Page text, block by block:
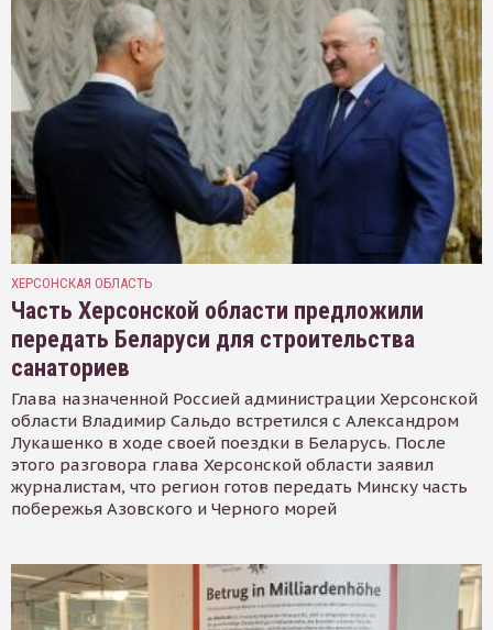
ХЕРСОНСКАЯ ОБЛАСТЬ
Часть Херсонской области предложили
передать Беларуси для строительства
санаториев
Глава назначенной Россией администрации Херсонской
области Владимир Сальдо встретился с Александром
Лукашенко в ходе своей поездки в Беларусь. После
этого разговора глава Херсонской области заявил
журналистам, что регион готов передать Минску часть
побережья Азовского и Черного морей